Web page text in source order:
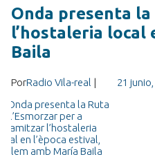
Onda presenta la
l’hostaleria local
Baila
PorRadio Vila-real | 21